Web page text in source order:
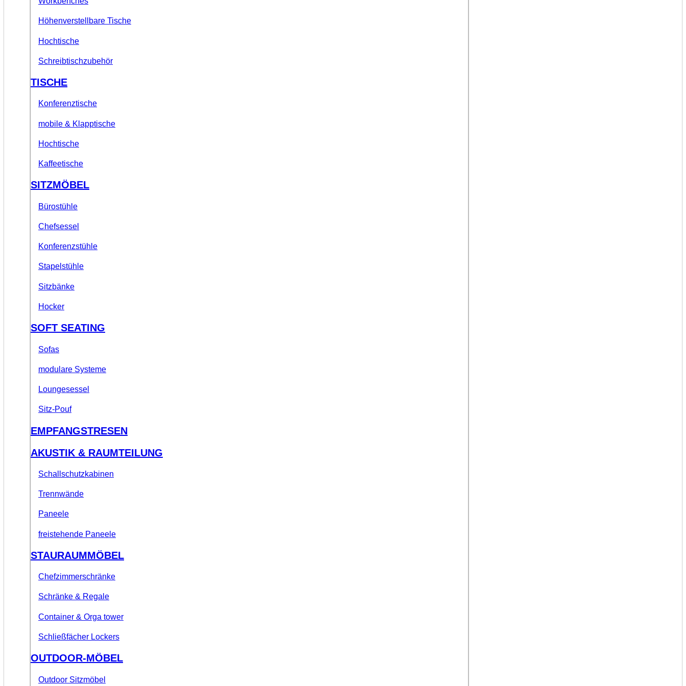
Höhenverstellbare Tische
Hochtische
Schreibtischzubehör
TISCHE
Konferenztische
mobile & Klapptische
Hochtische
Kaffeetische
SITZMÖBEL
Bürostühle
Chefsessel
Konferenzstühle
Stapelstühle
Sitzbänke
Hocker
SOFT SEATING
Sofas
modulare Systeme
Loungesessel
Sitz-Pouf
EMPFANGSTRESEN
AKUSTIK & RAUMTEILUNG
Schallschutzkabinen
Trennwände
Paneele
freistehende Paneele
STAURAUMMÖBEL
Chefzimmerschränke
Schränke & Regale
Container & Orga tower
Schließfächer Lockers
OUTDOOR-MÖBEL
Outdoor Sitzmöbel